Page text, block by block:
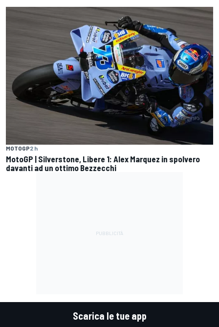
MOTOGP2 h
MotoGP | Silverstone, Libere 1: Alex Marquez in spolvero
davanti ad un ottimo Bezzecchi
Scarica le tue app